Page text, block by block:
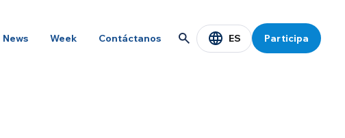
News Week Contáctanos ES Participa